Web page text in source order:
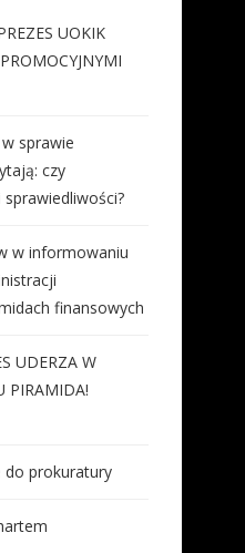
UOKIK
sprawie
czy
w informowaniu
finansowych
UDERZA W
PIRAMIDA!
do prokuratury